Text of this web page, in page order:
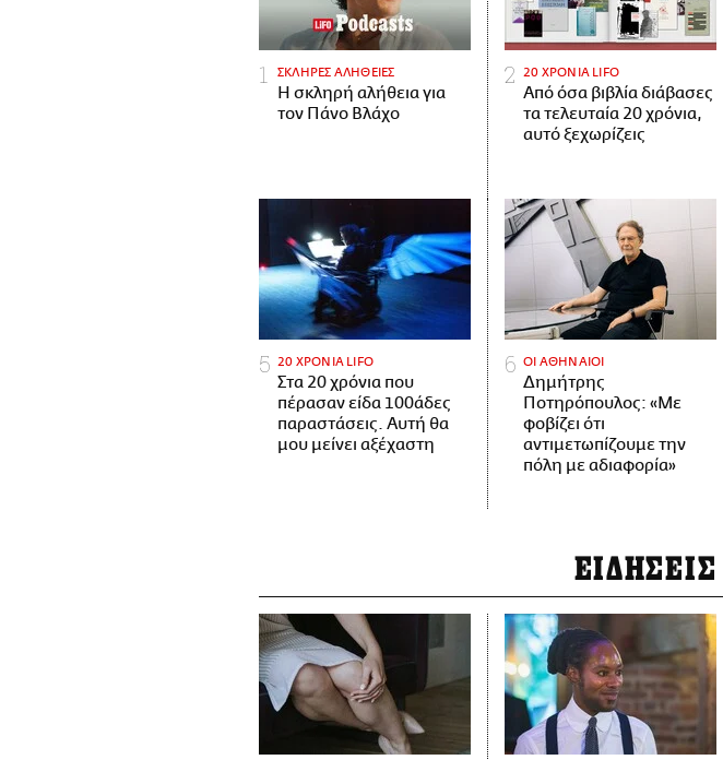
ΣΚΛΗΡΕΣ ΑΛΗΘΕΙΕΣ
H σκληρή αλήθεια για
τον Πάνο Βλάχο
20 ΧΡΟΝΙΑ LIFO
Από όσα βιβλία διάβασες
τα τελευταία 20 χρόνια,
αυτό ξεχωρίζεις
20 ΧΡΟΝΙΑ LIFO
Στα 20 χρόνια που
πέρασαν είδα 100άδες
παραστάσεις. Αυτή θα
μου μείνει αξέχαστη
ΟΙ ΑΘΗΝΑΙΟΙ
Δημήτρης
Ποτηρόπουλος: «Με
φοβίζει ότι
αντιμετωπίζουμε την
πόλη με αδιαφορία»
ΕΙΔΗΣΕΙΣ